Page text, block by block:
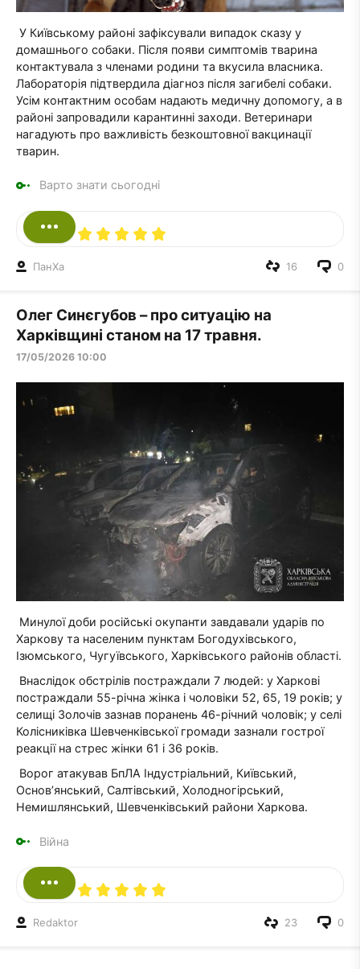
У Київському районі зафіксували випадок сказу у
домашнього собаки. Після появи симптомів тварина
контактувала з членами родини та вкусила власника.
Лабораторія підтвердила діагноз після загибелі собаки.
Усім контактним особам надають медичну допомогу, а в
районі запровадили карантинні заходи. Ветеринари
нагадують про важливість безкоштовної вакцинації
тварин.
Варто знати сьогодні
ПанXа 0
16
Олег Синєгубов – про ситуацію на
Харківщині станом на 17 травня.
17/05/2026 10:00
Минулої доби російські окупанти завдавали ударів по
Харкову та населеним пунктам Богодухівського,
Ізюмського, Чугуївського, Харківського районів області.
Внаслідок обстрілів постраждали 7 людей: у Харкові
постраждали 55-річна жінка і чоловіки 52, 65, 19 років; у
селищі Золочів зазнав поранень 46-річний чоловік; у селі
Колісниківка Шевченківської громади зазнали гострої
реакції на стрес жінки 61 і 36 років.
Ворог атакував БпЛА Індустріальний, Київський,
Основ’янський, Салтівський, Холодногірський,
Немишлянський, Шевченківський райони Харкова.
Війна
Redaktor 0
23